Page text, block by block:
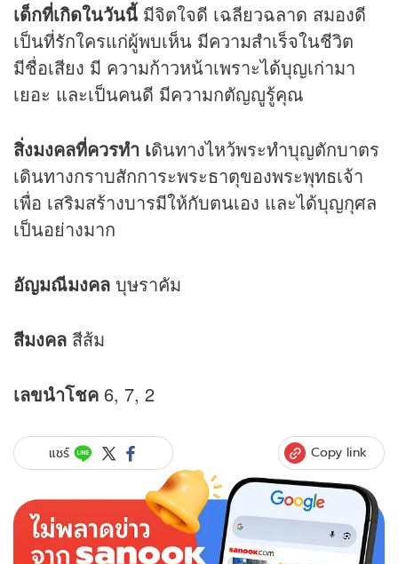
เด็กที่เกิดในวันนี้ มีจิตใจดี เฉลียวฉลาด สมองดี
เป็นที่รักใครแก่ผู้พบเห็น มีความสำเร็จในชีวิต
มีชื่อเสียง มี ความก้าวหน้าเพราะได้บุญเก่ามา
เยอะ และเป็นคนดี มีความกตัญญูรู้คุณ
สิ่งมงคลที่ควรทำ เดินทางไหว้พระทำบุญตักบาตร
เดินทางกราบสักการะพระธาตุของพระพุทธเจ้า
เพื่อ เสริมสร้างบารมีให้กับตนเอง และได้บุญกุศล
เป็นอย่างมาก
อัญมณีมงคล บุษราคัม
สีมงคล สีส้ม
เลขนำโชค 6, 7, 2
แชร์ Copy link